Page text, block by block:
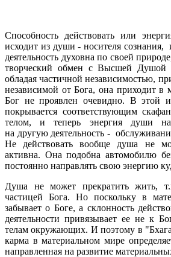
Способность действовать или
исходит из души - носителя сознания,
деятельность духовна по своей
творческий обмен с Высшей Душой
обладая частичной независимостью,
независимой от Бога, она приходит в
Бог не проявлен очевидно. В этой
покрывается соответствующим
телом, и теперь энергия души
на другую деятельность -
Не действовать вообще душа не
активна. Она подобна автомобилю
постоянно направлять свою энергию
Душа не может прекратить жить,
частицей Бога. Но поскольку в
забывает о Боге, а склонность
деятельности привязывает ее не к
телам окружающих. И поэтому в
карма в материальном мире
направленная на развитие